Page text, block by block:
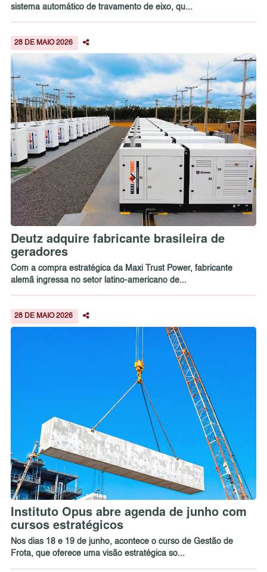
sistema automático de travamento de eixo, qu...
28 DE MAIO 2026
Deutz adquire fabricante brasileira de
geradores
Com a compra estratégica da Maxi Trust Power, fabricante
alemã ingressa no setor latino-americano de...
28 DE MAIO 2026
Instituto Opus abre agenda de junho com
cursos estratégicos
Nos dias 18 e 19 de junho, acontece o curso de Gestão de
Frota, que oferece uma visão estratégica so...